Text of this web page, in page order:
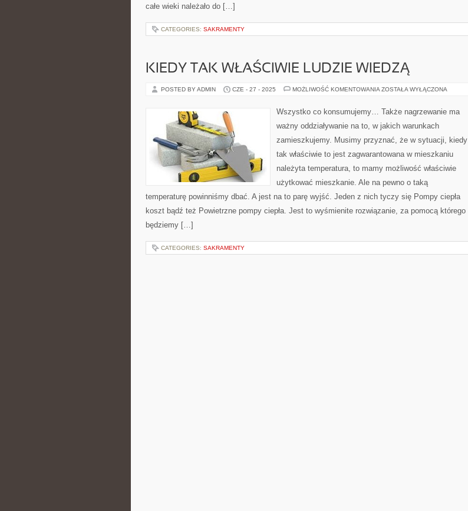
całe wieki należało do […]
CATEGORIES: SAKRAMENTY
KIEDY TAK WŁAŚCIWIE LUDZIE WIEDZĄ…
POSTED BY ADMIN CZE - 27 - 2025 MOŻLIWOŚĆ KOMENTOWANIA KIEDY
LUDZIE
WIEDZĄ…
ZOSTAŁA WYŁĄCZONA
Wszystko co konsumujemy… Także nagrzewanie ma
ważny oddziaływanie na to, w jakich warunkach
zamieszkujemy. Musimy przyznać, że w sytuacji, kiedy
tak właściwie to jest zagwarantowana w mieszkaniu
należyta temperatura, to mamy możliwość właściwie
użytkować mieszkanie. Ale na pewno o taką
temperaturę powinniśmy dbać. A jest na to parę wyjść. Jeden z nich tyczy się Pompy ciepła
koszt bądź też Powietrzne pompy ciepła. Jest to wyśmienite rozwiązanie, za pomocą którego
będziemy […]
CATEGORIES: SAKRAMENTY